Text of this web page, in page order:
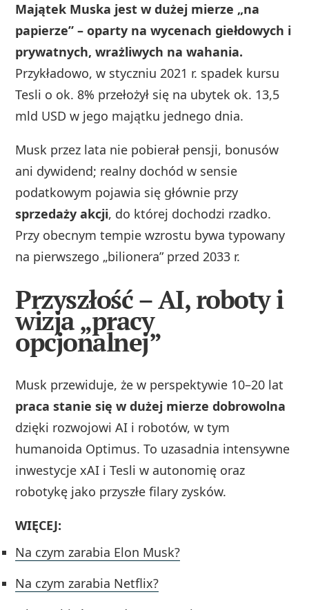
Majątek Muska jest w dużej mierze „na
papierze” – oparty na wycenach giełdowych i
prywatnych, wrażliwych na wahania.
Przykładowo, w styczniu 2021 r. spadek kursu
Tesli o ok. 8% przełożył się na ubytek ok. 13,5
mld USD w jego majątku jednego dnia.
Musk przez lata nie pobierał pensji, bonusów
ani dywidend; realny dochód w sensie
podatkowym pojawia się głównie przy
sprzedaży akcji, do której dochodzi rzadko.
Przy obecnym tempie wzrostu bywa typowany
na pierwszego „bilionera” przed 2033 r.
Przyszłość – AI, roboty i
wizja „pracy
opcjonalnej”
Musk przewiduje, że w perspektywie 10–20 lat
praca stanie się w dużej mierze dobrowolna
dzięki rozwojowi AI i robotów, w tym
humanoida Optimus. To uzasadnia intensywne
inwestycje xAI i Tesli w autonomię oraz
robotykę jako przyszłe filary zysków.
WIĘCEJ:
Na czym zarabia Elon Musk?
Na czym zarabia Netflix?